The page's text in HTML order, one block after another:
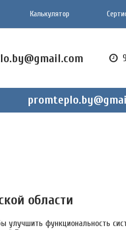
Калькулятор
области
улучшить функциональность